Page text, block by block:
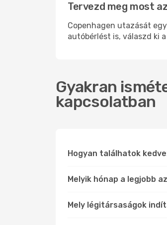
Tervezd meg most
Copenhagen utazását
autóbérlést is, válaszd ki
Gyakran
kapcsolatban
Hogyan találhatok
Melyik hónap a legjobb
Mely légitársaságok